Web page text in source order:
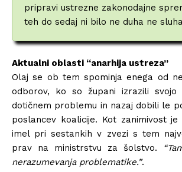
pripravi ustrezne zakonodajne
teh do sedaj ni bilo ne duha ne
Aktualni oblasti “anarhija ustreza”
Olaj se ob tem spominja enega od
odborov, ko so župani izrazili svojo
dotičnem problemu in nazaj dobili le
poslancev koalicije. Kot zanimivost
imel pri sestankih v zvezi s tem
prav na ministrstvu za šolstvo.
“T
nerazumevanja problematike.”.